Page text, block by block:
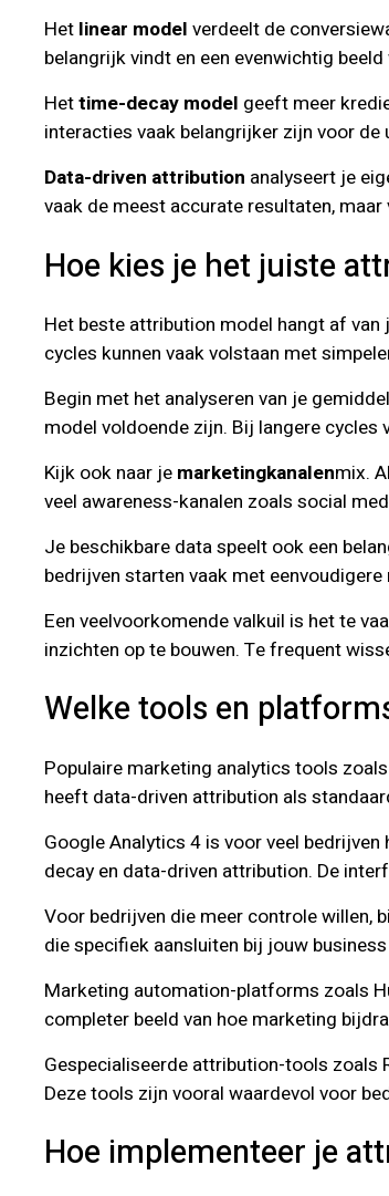
Het linear model verdeelt de
belangrijk vindt en een evenwichtig
Hettime-decay model geeft meer
interacties vaak belangrijker zijn voor
Data-driven attribution analyseert je
vaak de meest accurate resultaten,
Hoe kies je het juiste
Het beste attribution model hangt af van
cycles kunnen vaak volstaan met
Begin met het analyseren van je
model voldoende zijn. Bij langere
Kijk ook naar je marketingkanalenmix.
veel awareness-kanalen zoals social
Je beschikbare data speelt ook een
bedrijven starten vaak met
Een veelvoorkomende valkuil is het te
inzichten op te bouwen. Te frequent
Welke tools en
Populaire marketing analytics tools
heeft data-driven attribution als
Google Analytics 4 is voor veel
decay en data-driven attribution. De
Voor bedrijven die meer controle willen,
die specifiek aansluiten bij jouw
Marketing automation-platforms zoals
completer beeld van hoe marketing
Gespecialiseerde attribution-tools zoals
Deze tools zijn vooral waardevol voor
Hoe implementeer je